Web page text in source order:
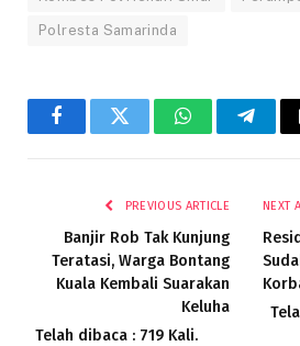
Polresta Samarinda
FacebookTwitter WhatsApp
PREVIOUS ARTICLE
Banjir Rob Tak Kunjung
Teratasi, Warga Bontang
Kuala Kembali Suarakan
Keluha
Telah dibaca : 719 Kali.
NEXT